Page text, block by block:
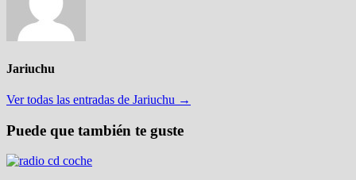
Jariuchu
Ver todas las entradas de Jariuchu →
Puede que también te guste